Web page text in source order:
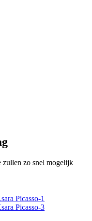
zullen zo snel mogelijk